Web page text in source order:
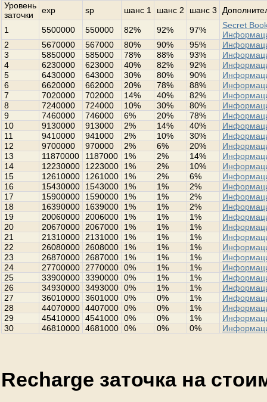
Уровень
заточки
exp sp шанс 1 шанс 2 шанс 3
1 5500000 550000 82% 92% 97%
Secret
2
5670000 567000 80% 90% 95%
3
5850000 585000 78% 88% 93%
4
6230000 623000 40% 82% 92%
5
6430000 643000 30% 80% 90%
6
6620000 662000 20% 78% 88%
7
7020000 702000 14% 40% 82%
8
7240000 724000 10% 30% 80%
9
7460000 746000 6% 20% 78%
10
9130000 913000 2% 14% 40%
11
9410000 941000 2% 10% 30%
12
9700000 970000 2% 6% 20%
13
11870000 1187000 1% 2% 14%
14
12230000 1223000 1% 2% 10%
15
12610000 1261000 1% 2% 6%
16
15430000 1543000 1% 1% 2%
17
15900000 1590000 1% 1% 2%
18
16390000 1639000 1% 1% 2%
19
20060000 2006000 1% 1% 1%
20
20670000 2067000 1% 1% 1%
21
21310000 2131000 1% 1% 1%
22
26080000 2608000 1% 1% 1%
23
26870000 2687000 1% 1% 1%
24
27700000 2770000 0% 1% 1%
25
33900000 3390000 0% 1% 1%
26
34930000 3493000 0% 1% 1%
27
36010000 3601000 0% 0% 1%
28
44070000 4407000 0% 0% 1%
29
45410000 4541000 0% 0% 1%
30
46810000 4681000 0% 0% 0%
Recharge заточка на